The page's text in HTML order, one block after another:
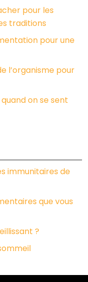
pour les
traditions
pour une
l’organisme pour
on se sent
immunitaires de
que vous
?